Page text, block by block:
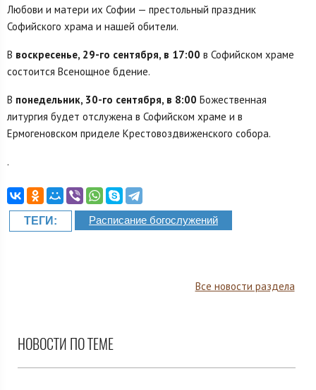
Любови и матери их Софии — престольный праздник
Софийского храма и нашей обители.
В воскресенье, 29-го сентября, в 17:00 в Софийском храме
состоится Всенощное бдение.
В понедельник, 30-го сентября, в 8:00 Божественная
литургия будет отслужена в Софийском храме и в
Ермогеновском приделе Крестовоздвиженского собора.
.
ТЕГИ: Расписание богослужений
Все новости раздела
НОВОСТИ ПО ТЕМЕ